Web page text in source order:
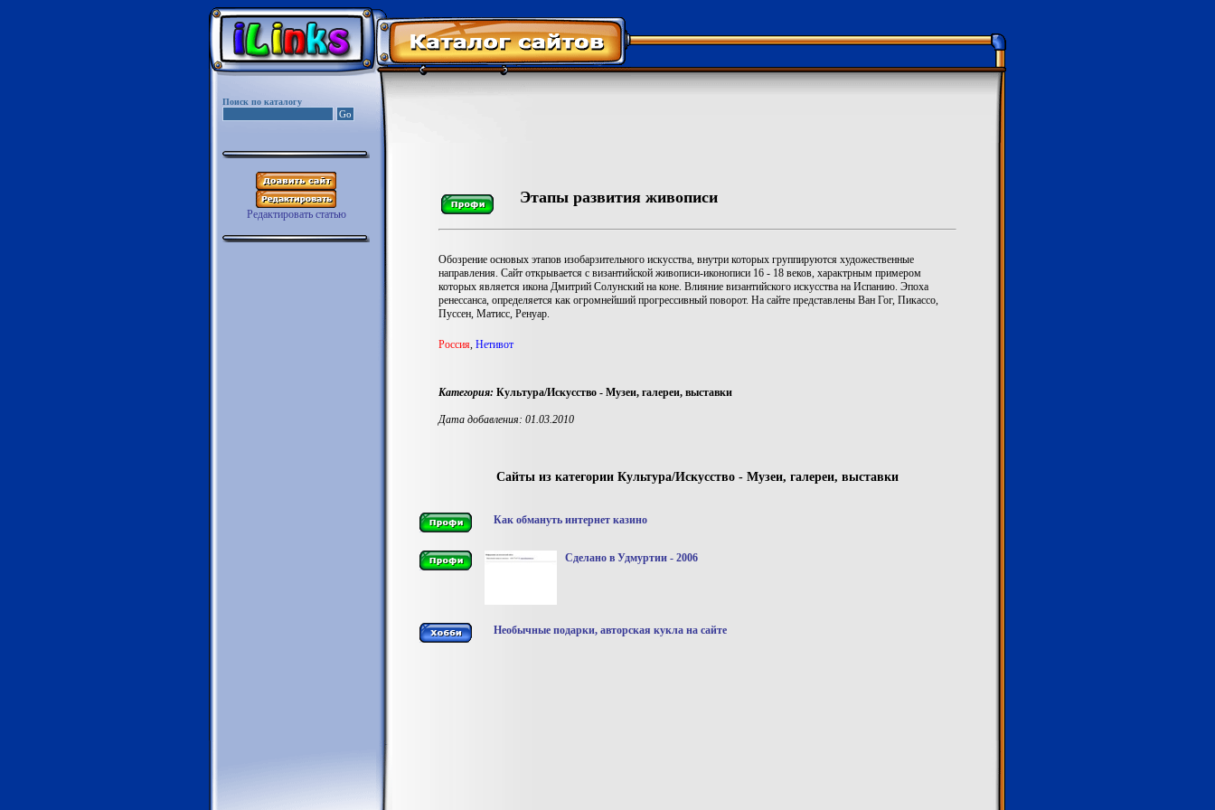
Поиск по каталогу
Редактировать статью
Этапы развития живописи
Обозрение основых этапов изобарзительного искусства, внутри которых группируются художественные
направления. Сайт открывается с византийской живописи-иконописи 16 - 18 веков, характрным примером
которых является икона Дмитрий Солунский на коне. Влияние византийского искусства на Испанию. Эпоха
ренессанса, определяется как огромнейший прогрессивный поворот. На сайте представлены Ван Гог, Пикассо,
Пуссен, Матисс, Ренуар.
Роccия, Нетивот
Категория: Культура/Искусство - Музеи, галереи, выставки
Дата добавления: 01.03.2010
Сайты из категории Культура/Искусство - Музеи, галереи, выставки
Как обмануть интернет казино
Сделано в Удмуртии - 2006
Необычные подарки, авторская кукла на сайте